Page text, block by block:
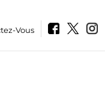
Vous